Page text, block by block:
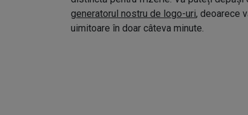
generatorul nostru de logo-uri, deoarece
uimitoare în doar câteva minute.